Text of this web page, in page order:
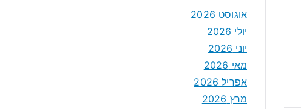
אוגוסט 2026
יולי 2026
יוני 2026
מאי 2026
אפריל 2026
מרץ 2026